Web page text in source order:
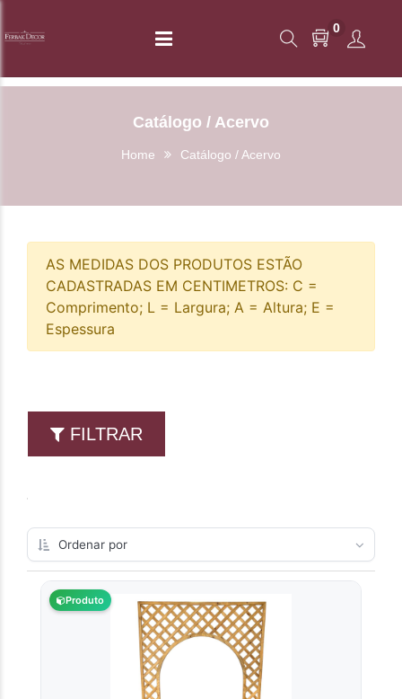
0
Catálogo / Acervo
Home Catálogo / Acervo
AS MEDIDAS DOS PRODUTOS ESTÃO
CADASTRADAS EM CENTIMETROS: C =
Comprimento; L = Largura; A = Altura; E =
Espessura
FILTRAR
Produto